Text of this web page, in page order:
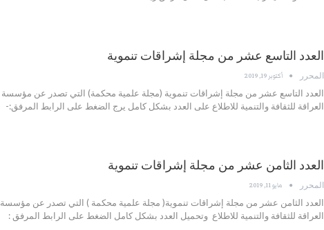
العدد التاسع عشر من مجلة إشراقات تنموية
المحرر أكتوبر 19, 2019
العدد التاسع عشر من مجلة إشراقات تنموية (مجلة علمية محكمة) التي تصدر عن مؤسسة
العراقة للثقافة والتنمية للاطلاع على العدد بشكل كامل يرج الضغط على الرابط المرفق:-
العدد الثامن عشر من مجلة إشراقات تنموية
المحرر مايو 11, 2019
العدد الثامن عشر من مجلة إشراقات تنموية( مجلة علمية محكمة ) التي تصدر عن مؤسسة
العراقة للثقافة والتنمية للاطلاع وتحميل العدد بشكل كامل الضغط على الرابط المرفق :